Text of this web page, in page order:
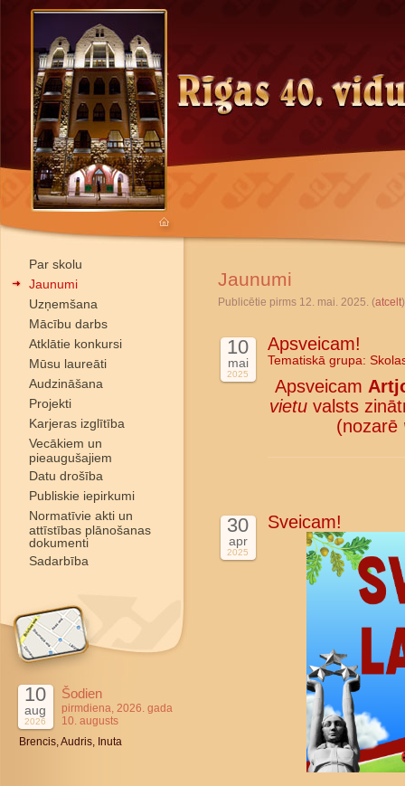
Par skolu
Jaunumi
Uzņemšana
Mācību darbs
Atklātie konkursi
Mūsu laureāti
Audzināšana
Projekti
Karjeras izglītība
Vecākiem un
pieaugušajiem
Datu drošība
Publiskie iepirkumi
Normatīvie akti un
attīstības plānošanas
dokumenti
Sadarbība
10
aug
2026
Šodien
pirmdiena, 2026. gada
10. augusts
Brencis, Audris, Inuta
Jaunumi
Publicētie pirms 12. mai. 2025. (atcelt)
10
mai
2025
Apsveicam!
Tematiskā grupa:
Apsveicam
vietuvalsts
(nozarē
30
apr
2025
Sveicam!